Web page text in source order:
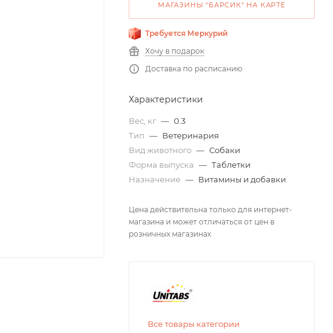
МАГАЗИНЫ "БАРСИК" НА КАРТЕ
Требуется Меркурий
Хочу в подарок
Доставка по расписанию
Характеристики
Вес, кг — 0.3
Тип — Ветеринария
Вид животного — Собаки
Форма выпуска — Таблетки
Назначение — Витамины и добавки
Цена действительна только для интернет-
магазина и может отличаться от цен в
розничных магазинах
Все товары категории